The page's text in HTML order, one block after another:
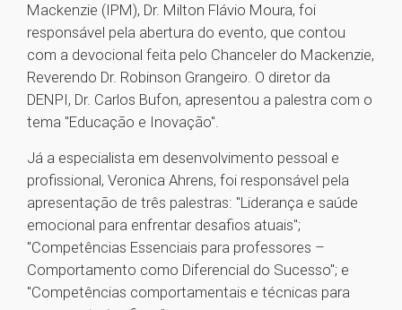
Mackenzie (IPM), Dr. Milton Flávio Moura, foi
responsável pela abertura do evento, que contou
com a devocional feita pelo Chanceler do Mackenzie,
Reverendo Dr. Robinson Grangeiro. O diretor da
DENPI, Dr. Carlos Bufon, apresentou a palestra com o
tema "Educação e Inovação".
Já a especialista em desenvolvimento pessoal e
profissional, Veronica Ahrens, foi responsável pela
apresentação de três palestras: "Liderança e saúde
emocional para enfrentar desafios atuais";
"Competências Essenciais para professores –
Comportamento como Diferencial do Sucesso"; e
"Competências comportamentais e técnicas para